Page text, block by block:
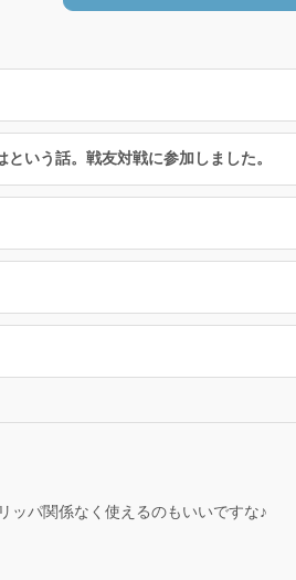
いう話。戦友対戦に参加しました。
ッパ関係なく使えるのもいいですな♪